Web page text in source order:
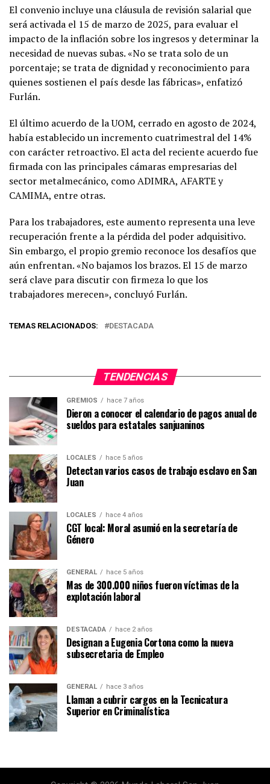
El convenio incluye una cláusula de revisión salarial que
será activada el 15 de marzo de 2025, para evaluar el
impacto de la inflación sobre los ingresos y determinar la
necesidad de nuevas subas. «No se trata solo de un
porcentaje; se trata de dignidad y reconocimiento para
quienes sostienen el país desde las fábricas», enfatizó
Furlán.
El último acuerdo de la UOM, cerrado en agosto de 2024,
había establecido un incremento cuatrimestral del 14%
con carácter retroactivo. El acta del reciente acuerdo fue
firmada con las principales cámaras empresarias del
sector metalmecánico, como ADIMRA, AFARTE y
CAMIMA, entre otras.
Para los trabajadores, este aumento representa una leve
recuperación frente a la pérdida del poder adquisitivo.
Sin embargo, el propio gremio reconoce los desafíos que
aún enfrentan. «No bajamos los brazos. El 15 de marzo
será clave para discutir con firmeza lo que los
trabajadores merecen», concluyó Furlán.
TEMAS RELACIONADOS: DESTACADA
TENDENCIAS
GREMIOS hace 7 años
Dieron a conocer el calendario de pagos anual de
sueldos para estatales sanjuaninos
LOCALES hace 5 años
Detectan varios casos de trabajo esclavo en San
Juan
LOCALES hace 4 años
CGT local: Moral asumió en la secretaría de
Género
GENERAL hace 5 años
Mas de 300.000 niños fueron víctimas de la
explotación laboral
DESTACADA hace 2 años
Designan a Eugenia Cortona como la nueva
subsecretaria de Empleo
GENERAL hace 3 años
Llaman a cubrir cargos en la Tecnicatura
Superior en Criminalística